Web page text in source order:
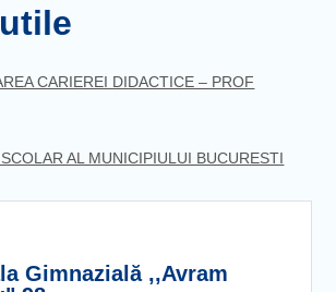
CARIEREI DIDACTICE – PROF
AL MUNICIPIULUI BUCURESTI
Gimnazială ,,Avram